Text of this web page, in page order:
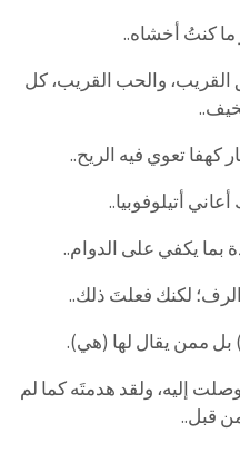
ما كنتُ أخشاه..
القريب، والحب القريب، كل
كهفا تعوي فيه الريح..
أتيلوفوبيا..
بما يكفي على الدوام..
لكنك فعلتَ ذلك..
ممن يقال لها (هي).
إليه، ولقد هدمتَه كما لم
قبل..